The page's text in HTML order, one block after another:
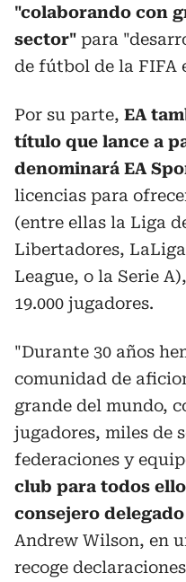
"colaborando con
sector" para
de fútbol de la FIFA
Por su parte, EA
título que lance a
denominará EA
licencias para
(entre ellas la Liga
Libertadores,
League, o la Serie
19.000 jugadores.
"Durante 30 años
comunidad de
grande del mundo,
jugadores, miles de
federaciones y
club para todos
consejero
Andrew Wilson, en
recoge